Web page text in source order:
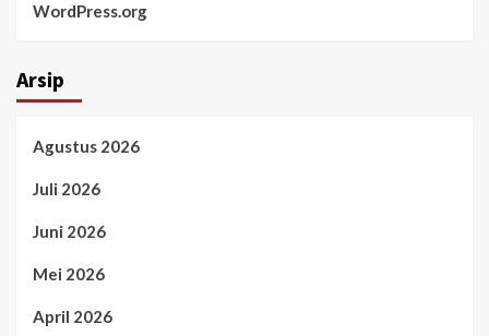
WordPress.org
Arsip
Agustus 2026
Juli 2026
Juni 2026
Mei 2026
April 2026